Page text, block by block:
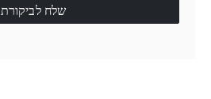
שלח לביקורת